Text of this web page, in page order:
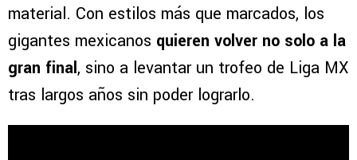
material. Con estilos más que marcados, los
gigantes mexicanos quieren volver no solo a la
gran final, sino a levantar un trofeo de Liga MX
tras largos años sin poder lograrlo.